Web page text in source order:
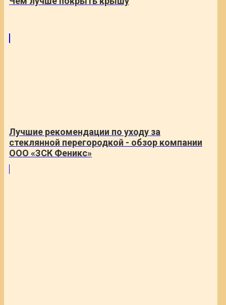
Лучшие рекомендации по уходу за
стеклянной перегородкой - обзор компании
ООО «ЗСК Феникс»